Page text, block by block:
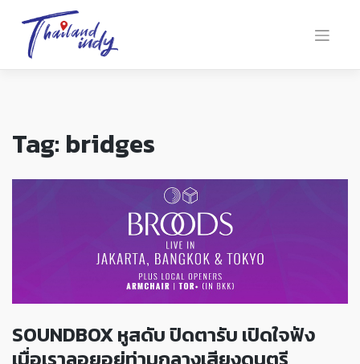
Tag: bridges
SOUNDBOX หูสดับ ปิดตารับ เปิดใจฟัง